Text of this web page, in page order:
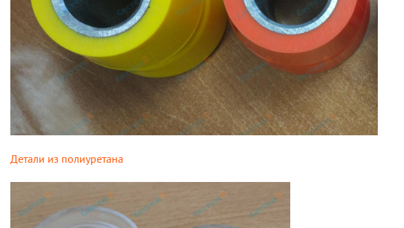
Детали из полиуретана